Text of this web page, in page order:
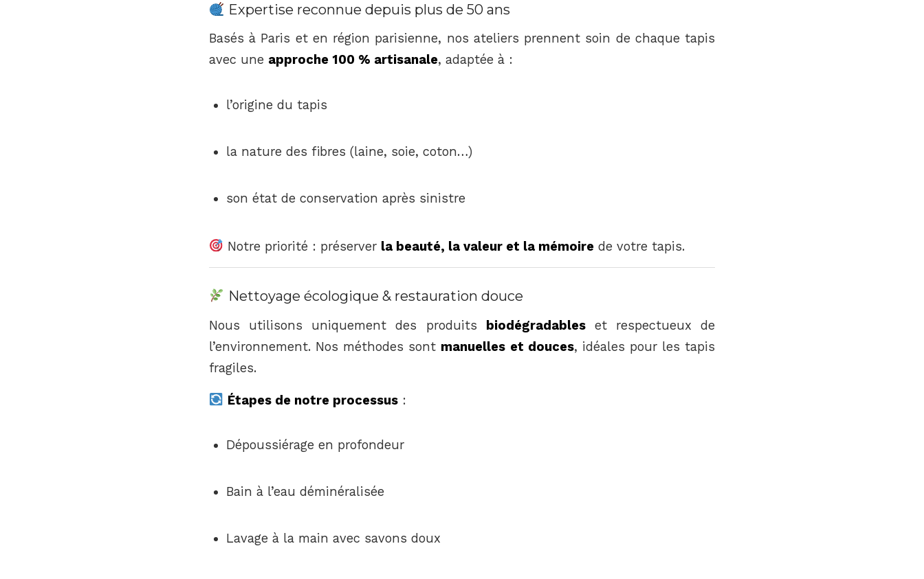
Expertise reconnue depuis plus de 50 ans
Basés à Paris et en région parisienne, nos ateliers prennent soin de chaque tapis
avec une approche 100 % artisanale, adaptée à :
l’origine du tapis
la nature des fibres (laine, soie, coton…)
son état de conservation après sinistre
Notre priorité : préserver la beauté, la valeur et la mémoirede votre tapis.
Nettoyage écologique & restauration douce
Nous utilisons uniquement des produits biodégradableset respectueux de
l’environnement. Nos méthodes sont manuelles et douces, idéales pour les tapis
fragiles.
Étapes de notre processus:
Dépoussiérage en profondeur
Bain à l’eau déminéralisée
Lavage à la main avec savons doux